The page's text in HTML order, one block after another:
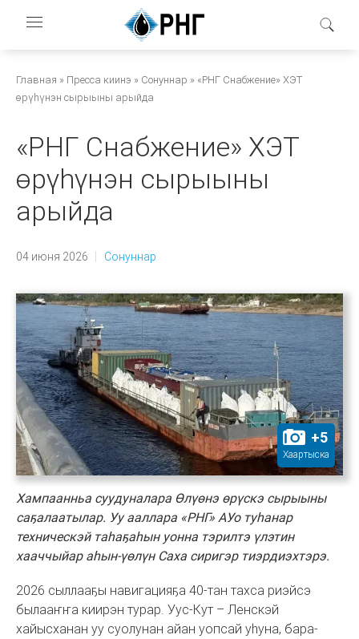
основному
Строка
Главная Пресса киинэ Сонуннар
«РНГ Снабжение» ХЭТ
өрүһүнэн сырыыны арыйда
«РНГ Снабжение» ХЭТ
өрүһүнэн сырыыны
арыйда
04 июня 2026 Сонуннар
+5
Хаартыска
Хампаанньа суудуналара Өлүөнэ өрүскэ сырыыны
саҕалаатылар. Уу ааллара «РНГ» АУо туһанар
техническэй таһаҕаһын уонна тэрилтэ үлэтин
хааччыйар аһын-үөлүн Саха сиригэр тиэрдиэхтэрэ.
2026 сыллааҕы навигацияҕа 40-тан тахса риэйсэ
былааҥҥа киирэн турар. Уус-Кут – Ленскэй
хайысханан уу суолунан айан уопсай уһуна, бара-